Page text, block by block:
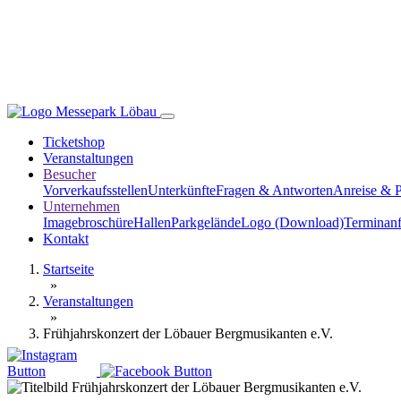
Ticketshop
Veranstaltungen
Besucher
VorverkaufsstellenUnterkünfteFragen & AntwortenAnreise &
Unternehmen
ImagebroschüreHallenParkgeländeLogo (Download)
Kontakt
Startseite
»
Veranstaltungen
»
Frühjahrskonzert der Löbauer Bergmusikanten e.V.